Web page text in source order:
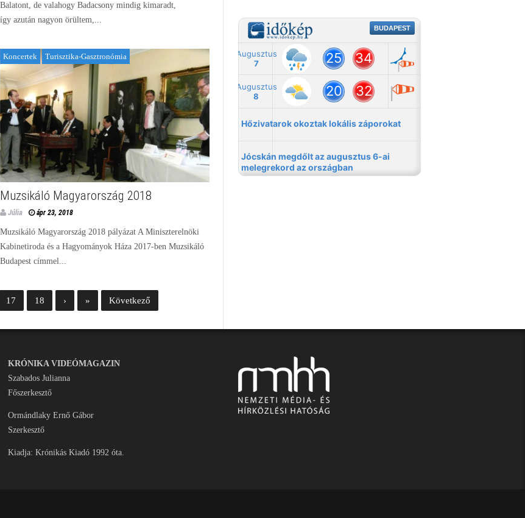
Balatont, de valahogy Badacsony mindig kimaradt,
így azután nagyon örültem,...
Koncertek Turisztika-Gasztronómia
Muzsikáló Magyarország 2018
Júlia ápr 23, 2018
Muzsikáló Magyarország 2018 pályázat A Miniszterelnöki
Kabinetiroda és a Hagyományok Háza 2017-ben Muzsikáló
Budapest címmel...
17 18 › » Következő
KRÓNIKA VIDEÓMAGAZIN
Szabados Julianna
Főszerkesztő
Ormándlaky Ernő Gábor
Szerkesztő
Kiadja: Krónikás Kiadó 1992 óta.